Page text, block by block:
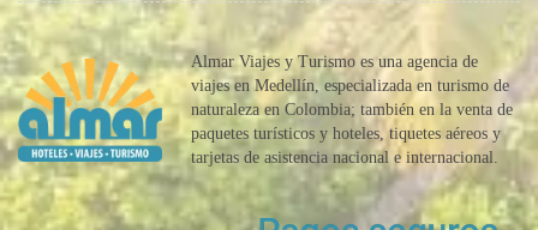
Almar Viajes y Turismo es una agencia de
viajes en Medellín, especializada en turismo de
naturaleza en Colombia; también en la venta de
paquetes turísticos y hoteles, tiquetes aéreos y
tarjetas de asistencia nacional e internacional.